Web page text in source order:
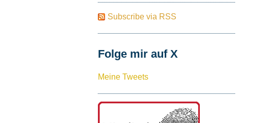
Subscribe via RSS
Folge mir auf X
Meine Tweets